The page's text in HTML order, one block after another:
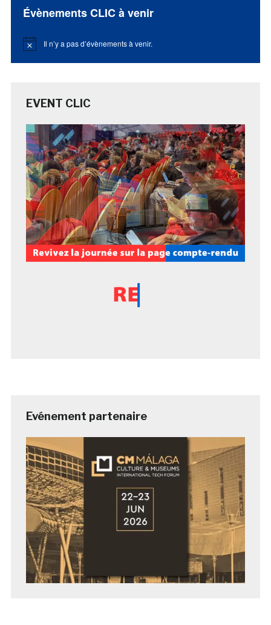
Évènements CLIC à venir
Notice Il n’y a pas d’évènements à venir.
EVENT CLIC
Evénement partenaire